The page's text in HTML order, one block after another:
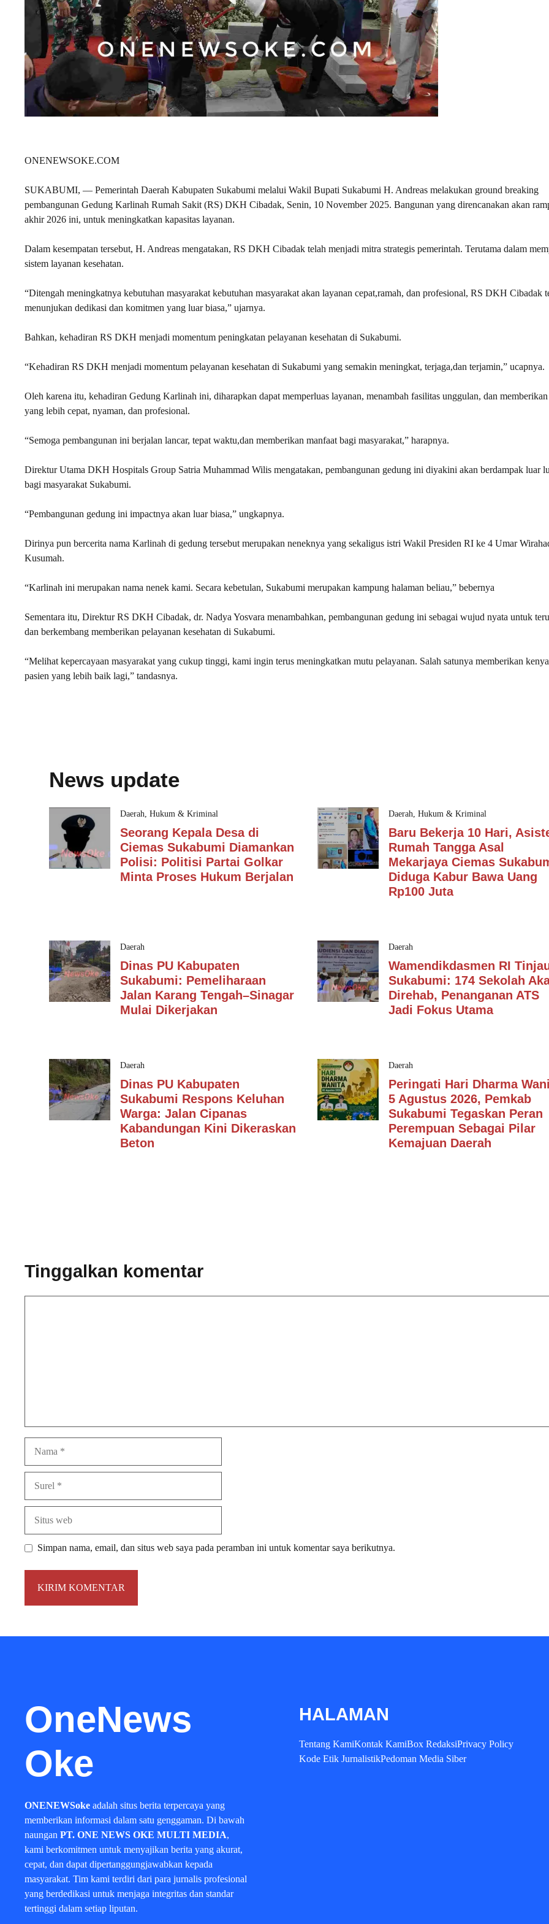
ONENEWSOKE.COM
SUKABUMI, — Pemerintah Daerah Kabupaten Sukabumi melalui Wakil Bupati Sukabumi H. Andreas melakukan ground breaking
pembangunan Gedung Karlinah Rumah Sakit (RS) DKH Cibadak, Senin, 10 November 2025. Bangunan yang direncanakan akan
akhir 2026 ini, untuk meningkatkan kapasitas layanan.
Dalam kesempatan tersebut, H. Andreas mengatakan, RS DKH Cibadak telah menjadi mitra strategis pemerintah. Terutama dalam
sistem layanan kesehatan.
“Ditengah meningkatnya kebutuhan masyarakat kebutuhan masyarakat akan layanan cepat,ramah, dan profesional, RS DKH Cibadak
menunjukan dedikasi dan komitmen yang luar biasa,” ujarnya.
Bahkan, kehadiran RS DKH menjadi momentum peningkatan pelayanan kesehatan di Sukabumi.
“Kehadiran RS DKH menjadi momentum pelayanan kesehatan di Sukabumi yang semakin meningkat, terjaga,dan terjamin,” ucapnya.
Oleh karena itu, kehadiran Gedung Karlinah ini, diharapkan dapat memperluas layanan, menambah fasilitas unggulan, dan memberikan
yang lebih cepat, nyaman, dan profesional.
“Semoga pembangunan ini berjalan lancar, tepat waktu,dan memberikan manfaat bagi masyarakat,” harapnya.
Direktur Utama DKH Hospitals Group Satria Muhammad Wilis mengatakan, pembangunan gedung ini diyakini akan berdampak luar
bagi masyarakat Sukabumi.
“Pembangunan gedung ini impactnya akan luar biasa,” ungkapnya.
Dirinya pun bercerita nama Karlinah di gedung tersebut merupakan neneknya yang sekaligus istri Wakil Presiden RI ke 4 Umar
Kusumah.
“Karlinah ini merupakan nama nenek kami. Secara kebetulan, Sukabumi merupakan kampung halaman beliau,” bebernya
Sementara itu, Direktur RS DKH Cibadak, dr. Nadya Yosvara menambahkan, pembangunan gedung ini sebagai wujud nyata untuk
dan berkembang memberikan pelayanan kesehatan di Sukabumi.
“Melihat kepercayaan masyarakat yang cukup tinggi, kami ingin terus meningkatkan mutu pelayanan. Salah satunya memberikan
pasien yang lebih baik lagi,” tandasnya.
News update
Daerah, Hukum & Kriminal
Seorang Kepala Desa di
Ciemas Sukabumi Diamankan
Polisi: Politisi Partai Golkar
Minta Proses Hukum Berjalan
Daerah, Hukum & Kriminal
Baru Bekerja 10 Hari,
Rumah Tangga Asal
Mekarjaya Ciemas
Diduga Kabur Bawa Uang
Rp100 Juta
Daerah
Dinas PU Kabupaten
Sukabumi: Pemeliharaan
Jalan Karang Tengah–Sinagar
Mulai Dikerjakan
Daerah
Wamendikdasmen RI
Sukabumi: 174 Sekolah
Direhab, Penanganan ATS
Jadi Fokus Utama
Daerah
Dinas PU Kabupaten
Sukabumi Respons Keluhan
Warga: Jalan Cipanas
Kabandungan Kini Dikeraskan
Beton
Daerah
Peringati Hari Dharma
5 Agustus 2026, Pemkab
Sukabumi Tegaskan Peran
Perempuan Sebagai Pilar
Kemajuan Daerah
Tinggalkan komentar
Simpan nama, email, dan situs web saya pada peramban ini untuk komentar saya berikutnya.
OneNews
Oke
ONENEWSoke adalah situs berita terpercaya yang
memberikan informasi dalam satu genggaman. Di bawah
naungan PT. ONE NEWS OKE MULTI MEDIA,
kami berkomitmen untuk menyajikan berita yang akurat,
cepat, dan dapat dipertanggungjawabkan kepada
masyarakat. Tim kami terdiri dari para jurnalis profesional
yang berdedikasi untuk menjaga integritas dan standar
tertinggi dalam setiap liputan.
HALAMAN
Tentang KamiKontak KamiBox RedaksiPrivacy Policy
Kode Etik JurnalistikPedoman Media Siber